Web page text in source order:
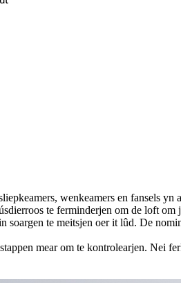
wenkeamers en fansels yn
te ferminderjen om de loft om
te meitsjen oer it lûd. De
mear om te kontrolearjen. Nei